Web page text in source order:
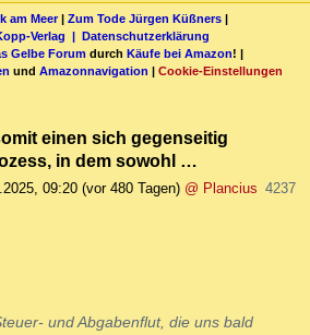
am Meer| Zum Tode Jürgen Küßners |
Verlag | Datenschutzerklärung
Gelbe Forum durch Käufe bei Amazon! |
und Amazonnavigation | Cookie-Einstellungen
einen sich gegenseitig
in dem sowohl …
09:20 (vor 480 Tagen) @ Plancius 4237
und Abgabenflut, die uns bald